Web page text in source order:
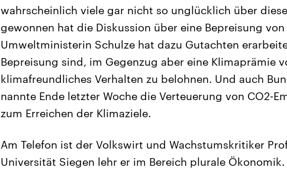
wahrscheinlich viele gar nicht so unglücklich über
gewonnen hat die Diskussion über eine Bepreisung
Umweltministerin Schulze hat dazu Gutachten
Bepreisung sind, im Gegenzug aber eine Klimaprämie
klimafreundliches Verhalten zu belohnen. Und auch
nannte Ende letzter Woche die Verteuerung von CO2-
zum Erreichen der Klimaziele.
Am Telefon ist der Volkswirt und Wachstumskritiker
Universität Siegen lehr er im Bereich plurale